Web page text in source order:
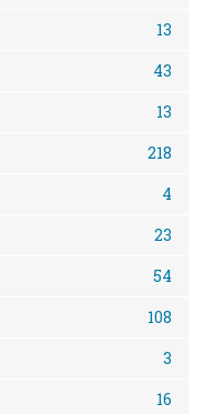
13
43
13
218
4
23
54
108
3
16